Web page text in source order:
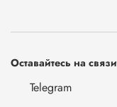
Оставайтесь на связи
Telegram